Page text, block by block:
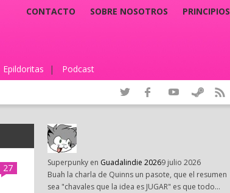
CONTACTO SOBRE NOSOTROS PRINCIPIOS
Epildoritas | Podcast
27 Superpunky en Guadalindie 20269 julio 2026
Buah la charla de Quinns un pasote, que el resumen
sea "chavales que la idea es JUGAR" es que todo…